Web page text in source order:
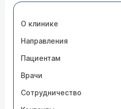
О клинике
Направления
Пациентам
Врачи
Сотрудничество